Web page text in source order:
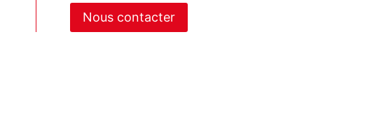
Nous contacter